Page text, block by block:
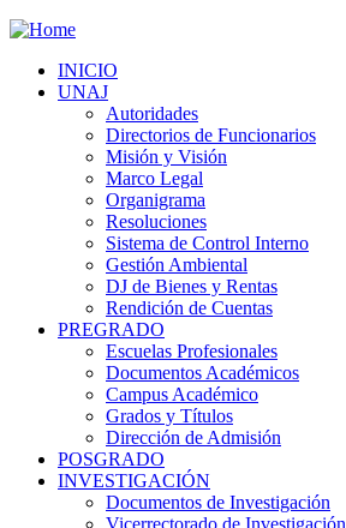
Main
navigation
INICIO
UNAJ
Autoridades
Directorios de Funcionarios
Misión y Visión
Marco Legal
Organigrama
Resoluciones
Sistema de Control Interno
Gestión Ambiental
DJ de Bienes y Rentas
Rendición de Cuentas
PREGRADO
Escuelas Profesionales
Documentos Académicos
Campus Académico
Grados y Títulos
Dirección de Admisión
POSGRADO
INVESTIGACIÓN
Documentos de Investigación
Vicerrectorado de Investigación